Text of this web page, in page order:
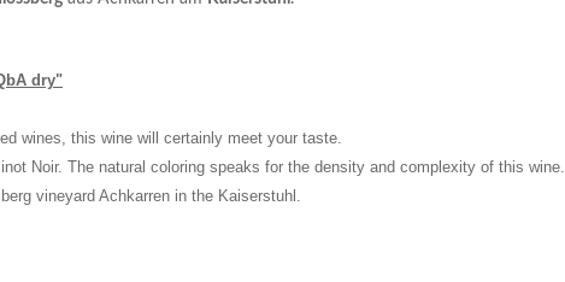
dry"
wines, this wine will certainly meet your taste.
Noir. The natural coloring speaks for the density and complexity of this wine.
vineyard Achkarren in the Kaiserstuhl.